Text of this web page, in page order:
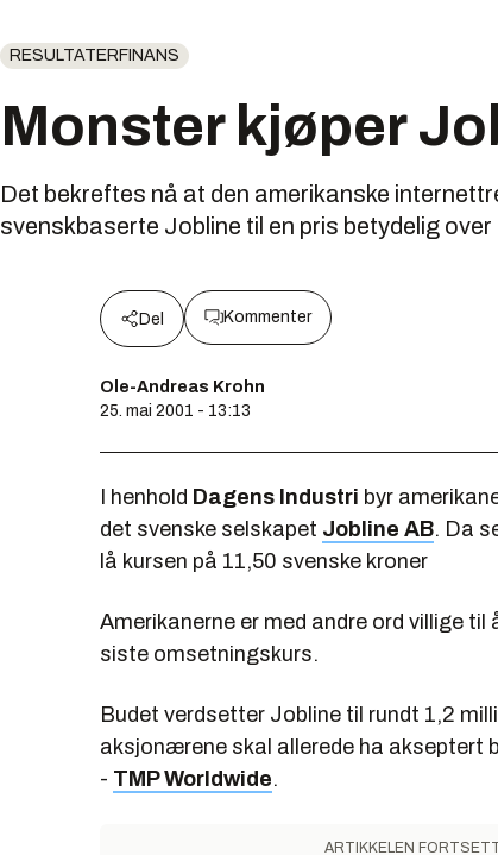
RESULTATERFINANS
Monster kjøper
Det bekreftes nå at den amerikanske
svenskbaserte Jobline til en pris betydelig
Del Kommenter
Ole-Andreas Krohn
25. mai 2001 - 13:13
I henhold Dagens Industri byr
det svenske selskapet Jobline AB. Da
lå kursen på 11,50 svenske kroner
Amerikanerne er med andre ord villige
siste omsetningskurs.
Budet verdsetter Jobline til rundt 1,2
aksjonærene skal allerede ha akseptert
- TMP Worldwide.
ARTIKKELEN